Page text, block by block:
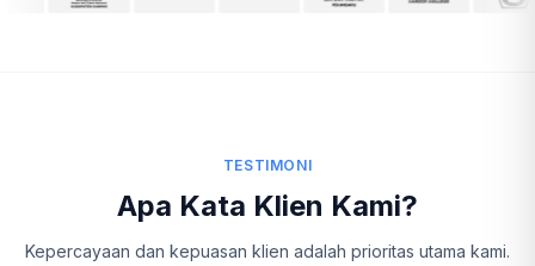
TESTIMONI
Apa Kata Klien Kami?
Kepercayaan dan kepuasan klien adalah prioritas utama kami.